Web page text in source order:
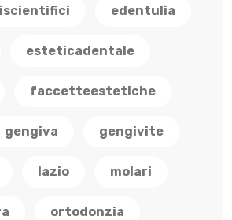
edentulia
esteticadentale
faccetteestetiche
gengiva gengivite
lazio molari
ortodonzia